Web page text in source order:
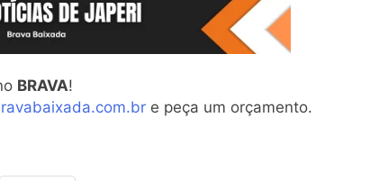
BRAVA!
e peça um orçamento.